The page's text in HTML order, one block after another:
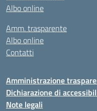
Albo online
Amm. trasparente
Albo online
Contatti
Amministrazione
Dichiarazione di
Note legali